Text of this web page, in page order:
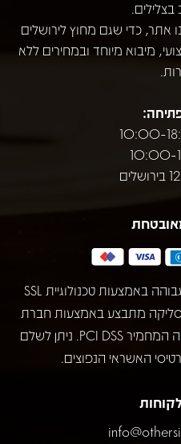
אתר, כדי שגם מחוץ לירושלים
מיבוא מיוחד ובמחירים ללא
האתר מאובטח ברמת הצפנה גבוהה באמצעות טכנולוגיית SSL
מתבצע באמצעות חברת
COMAX בהתאם לתקן האבטחה המחמיר PCI DSS. ניתן לשלם
האשראי הנפוצים.